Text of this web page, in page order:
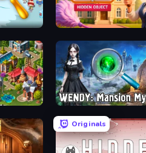
Hidden Object: My Hotel
Blackriver Mystery: Hidden Objects Wendy: Mansion Mystery
Originals